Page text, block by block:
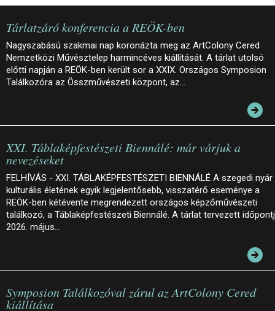
Tárlatzáró konferencia a REÖK-ben
Nagyszabású szakmai nap koronázta meg az ArtColony Cered
Nemzetközi Művésztelep harmincéves kiállítását. A tárlat utolsó
előtti napján a REÖK-ben került sor a XXIX. Országos Symposion
Találkozóra az Összművészeti központ, az…
XXI. Táblaképfestészeti Biennálé: már várjuk a
nevezéseket
FELHÍVÁS - XXI. TÁBLAKÉPFESTÉSZETI BIENNÁLÉ A szegedi nyár
kulturális életének egyik legjelentősebb, visszatérő eseménye a
REÖK-ben kétévente megrendezett országos képzőművészeti
találkozó, a Táblaképfestészeti Biennálé. A tárlat tervezett
2026. május…
Symposion Találkozóval zárul az ArtColony Cered
kiállítása